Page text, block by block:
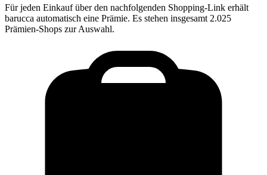
Für jeden Einkauf über den nachfolgenden Shopping-Link erhält
barucca automatisch eine Prämie. Es stehen insgesamt 2.025
Prämien-Shops zur Auswahl.